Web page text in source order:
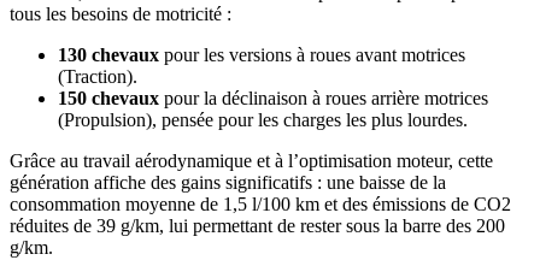
tous les besoins de motricité :
130 chevaux pour les versions à roues avant motrices
(Traction).
150 chevaux pour la déclinaison à roues arrière motrices
(Propulsion), pensée pour les charges les plus lourdes.
Grâce au travail aérodynamique et à l’optimisation moteur, cette
génération affiche des gains significatifs : une baisse de la
consommation moyenne de 1,5 l/100 km et des émissions de CO2
réduites de 39 g/km, lui permettant de rester sous la barre des 200
g/km.